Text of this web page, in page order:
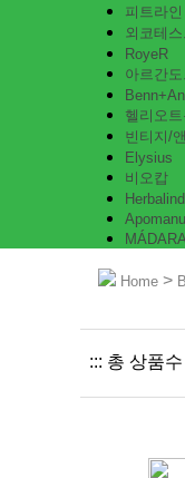
피트라인
외코테
RoyeR
아르간도
헬리오트
빈티지/
Elysius
비오캅
Herbalind
Home >
::: 총 상품